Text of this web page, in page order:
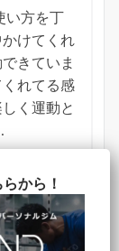
い方を丁
けてくれ
きていま
れてる感
く運動と
から！